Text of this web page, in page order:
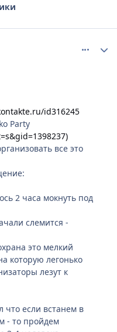
id316245
Party
все это
2 часа мокнуть под
слемится -
это мелкий
которую легонько
лезут к
что если встанем в
- то пройдем